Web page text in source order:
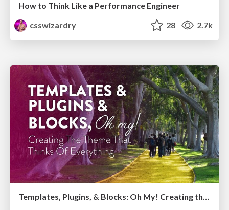
How to Think Like a Performance Engineer
csswizardry
28 2.7k